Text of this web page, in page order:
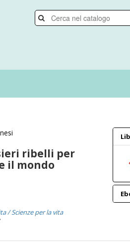
ribelli per
il mondo
/ Scienze per la vita